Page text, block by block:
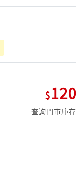
120
查詢門市庫存